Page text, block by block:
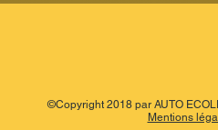
©Copyright 2018 par AUTO
Mentions